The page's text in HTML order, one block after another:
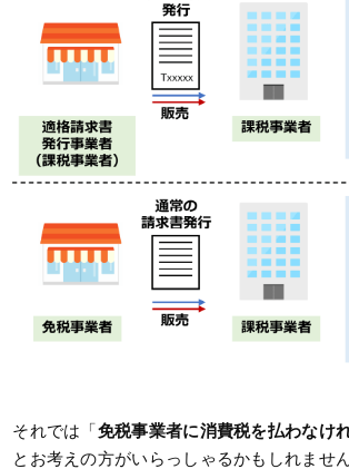
それでは「免税事業者に消費税を払わなけ
とお考えの方がいらっしゃるかもしれませ